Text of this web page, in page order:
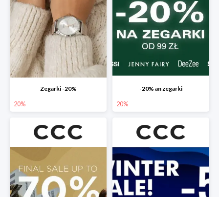
Zegarki -20%
20%
-20% an zegarki
20%